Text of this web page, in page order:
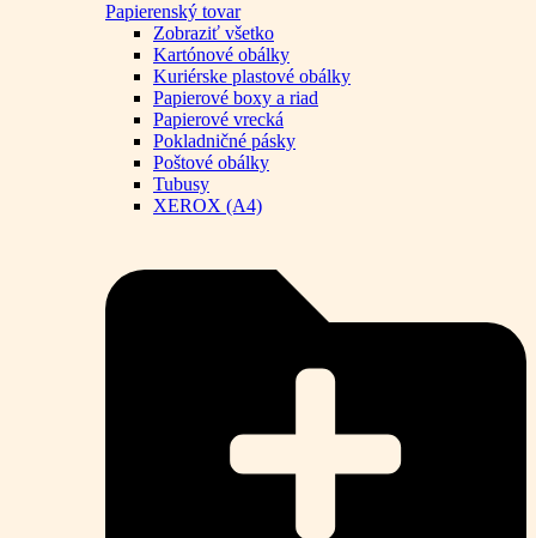
Papierenský tovar
Zobraziť všetko
Kartónové obálky
Kuriérske plastové obálky
Papierové boxy a riad
Papierové vrecká
Pokladničné pásky
Poštové obálky
Tubusy
XEROX (A4)